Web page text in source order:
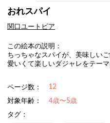
おれスパイ
関口ユートピア
この絵本の説明：
ちっちゃなスパイが、美味しい
愛いくて楽しいダジャレをテーマ
ページ数： 12
対象年齢：
4歳〜5歳
タグ：